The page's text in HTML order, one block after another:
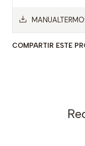
COMPARTIR ESTE